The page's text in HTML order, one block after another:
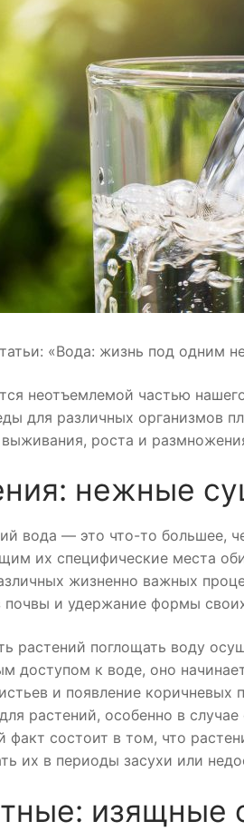
«Вода: жизнь под одним
неотъемлемой частью
для различных организмов
выживания, роста и
нежные
вода — это что-то большее,
их специфические места
жизненно важных
почвы и удержание формы
растений поглощать воду
доступом к воде, оно
и появление коричневых
растений, особенно в
факт состоит в том, что
их в периоды засухи или
изящные